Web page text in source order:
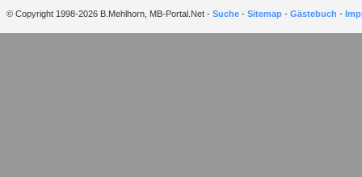
© Copyright 1998-2026 B.Mehlhorn, MB-Portal.Net - Suche - Sitemap - Gästebuch -